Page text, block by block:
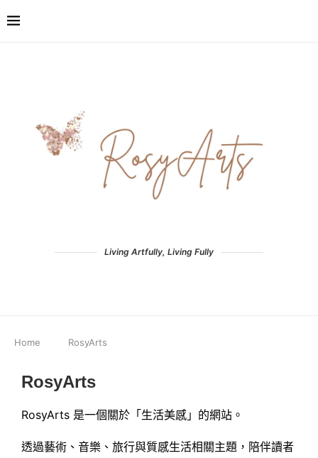
Living Artfully, Living Fully
Home RosyArts
RosyArts
RosyArts 是一個關於「生活美感」的網站。
透過藝術、音樂、旅行與質感生活相關主題，陪伴讀者